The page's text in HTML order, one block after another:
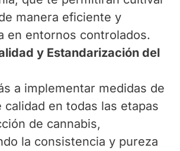
manera eficiente y
en entornos controlados.
y Estandarización del
a implementar medidas de
calidad en todas las etapas
de cannabis,
la consistencia y pureza